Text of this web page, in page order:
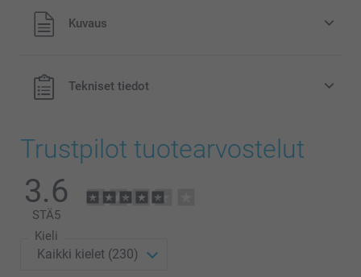
Kaikki hinnat ovat euroina, sisältävät arvonlisäveron ja
eivät sisällä postikuluja.
Kuvaus
Tekniset tiedot
Trustpilot tuotearvostelut
3.6
STÄ5
Kieli